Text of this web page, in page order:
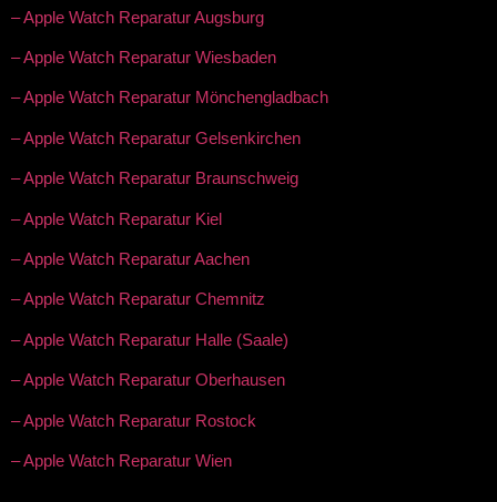
– Apple Watch Reparatur Augsburg
– Apple Watch Reparatur Wiesbaden
– Apple Watch Reparatur Mönchengladbach
– Apple Watch Reparatur Gelsenkirchen
– Apple Watch Reparatur Braunschweig
– Apple Watch Reparatur Kiel
– Apple Watch Reparatur Aachen
– Apple Watch Reparatur Chemnitz
– Apple Watch Reparatur Halle (Saale)
– Apple Watch Reparatur Oberhausen
– Apple Watch Reparatur Rostock
– Apple Watch Reparatur Wien